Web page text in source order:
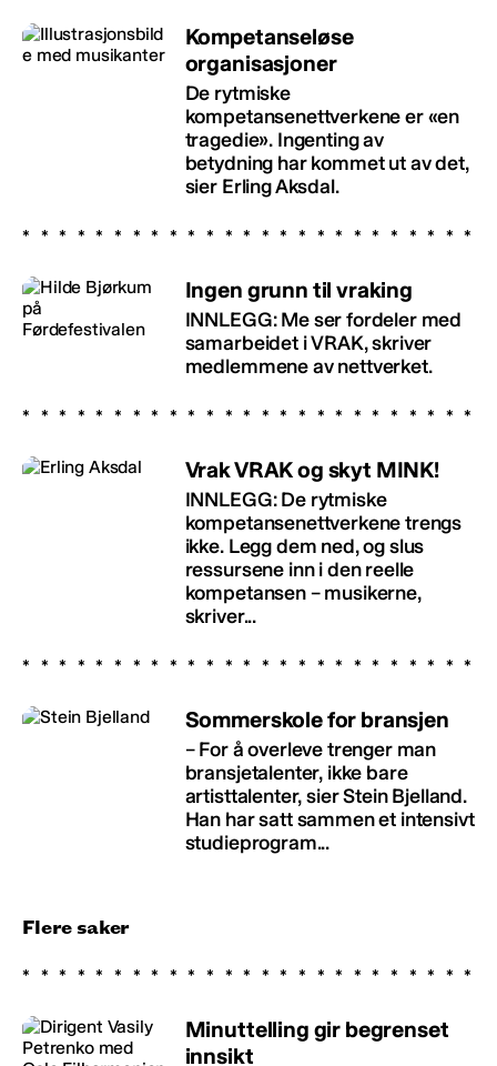
Kompetanseløse
organisasjoner
De rytmiske
kompetansenettverkene er «en
tragedie». Ingenting av
betydning har kommet ut av det,
sier Erling Aksdal.
Ingen grunn til vraking
INNLEGG: Me ser fordeler med
samarbeidet i VRAK, skriver
medlemmene av nettverket.
Vrak VRAK og skyt MINK!
INNLEGG: De rytmiske
kompetansenettverkene trengs
ikke. Legg dem ned, og slus
ressursene inn i den reelle
kompetansen – musikerne,
skriver...
Sommerskole for bransjen
– For å overleve trenger man
bransjetalenter, ikke bare
artisttalenter, sier Stein Bjelland.
Han har satt sammen et intensivt
studieprogram...
Flere saker
Minuttelling gir begrenset
innsikt